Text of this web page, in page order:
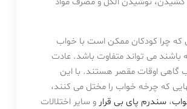
که چرا کودکان ممکن است با خواب
می تواند متفاوت باشد. عادت
گاهی اوقات مقصر هستند. با این
که چرخه خواب را مختل می کنند،
، سندرم پای بی قرار و سایر اختلالات